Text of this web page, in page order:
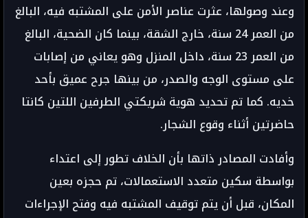
وعند وصولها، عثرت عناصر الأمن على المشتبه فيه، البالغ
من العمر 24 سنة، خارج الشقة، بينما كان الضحية، البالغ
من العمر 23 سنة، داخل المنزل وهو يعاني من إصابات
على مستوى الوجه والصدر، من بينها جرح عميق بأحد
خديه. كما تم تحديد هوية شريكتي الطرفين اللتين كانتا
حاضرتين أثناء وقوع الشجار.
وأفادت المصادر ذاتها بأن الخلاف تطور إلى اعتداء
بواسطة سكين متعدد الاستعمالات، تم حجزه بعين
المكان، قبل أن يتم توقيف المشتبه فيه وفتح الإجراءات